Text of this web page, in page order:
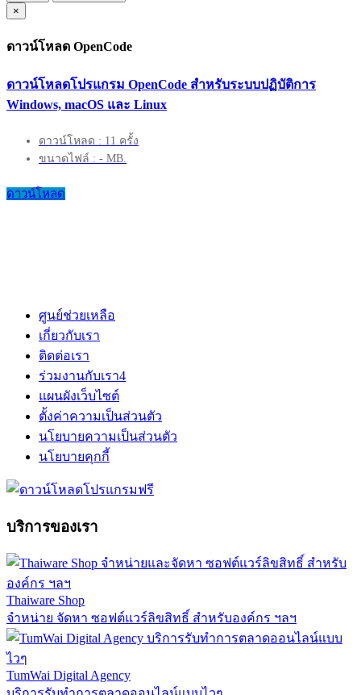
×
ดาวน์โหลด OpenCode
ดาวน์โหลดโปรแกรม OpenCode สำหรับระบบปฏิบัติการ
Windows, macOS และ Linux
ดาวน์โหลด : 11 ครั้ง
ขนาดไฟล์ : - MB.
ดาวน์โหลด
ศูนย์ช่วยเหลือ
เกี่ยวกับเรา
ติดต่อเรา
ร่วมงานกับเรา4
แผนผังเว็บไซต์
ตั้งค่าความเป็นส่วนตัว
นโยบายความเป็นส่วนตัว
นโยบายคุกกี้
บริการของเรา
Thaiware Shop
จำหน่าย จัดหา ซอฟต์แวร์ลิขสิทธิ์ สำหรับองค์กร ฯลฯ
TumWai Digital Agency